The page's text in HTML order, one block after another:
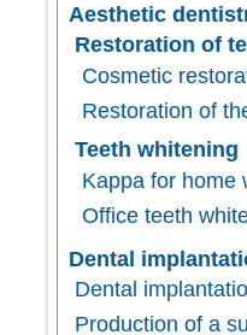
Aesthetic
Restoration of
Cosmetic
Restoration of
Teeth whitening
Kappa for home
Office teeth
Dental
Dental
Production of a